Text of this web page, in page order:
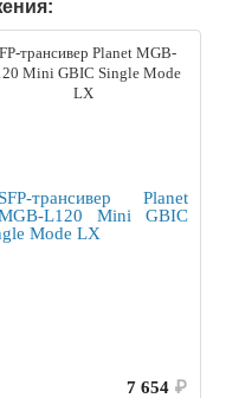
трансивер Planet MGB-
Mini GBIC Single Mode
LX
7 654 ₽